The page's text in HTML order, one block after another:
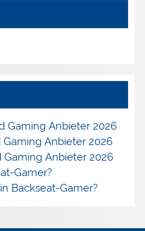
Gaming Anbieter 2026
Anbieter 2026
Gaming Anbieter 2026
Gamer?
Backseat-Gamer?